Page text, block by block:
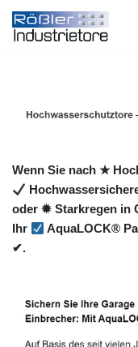
Zum
Wenn Sie nach ★
oder ✹ Starkregen in
Ihr
AquaLOCK®
✔.